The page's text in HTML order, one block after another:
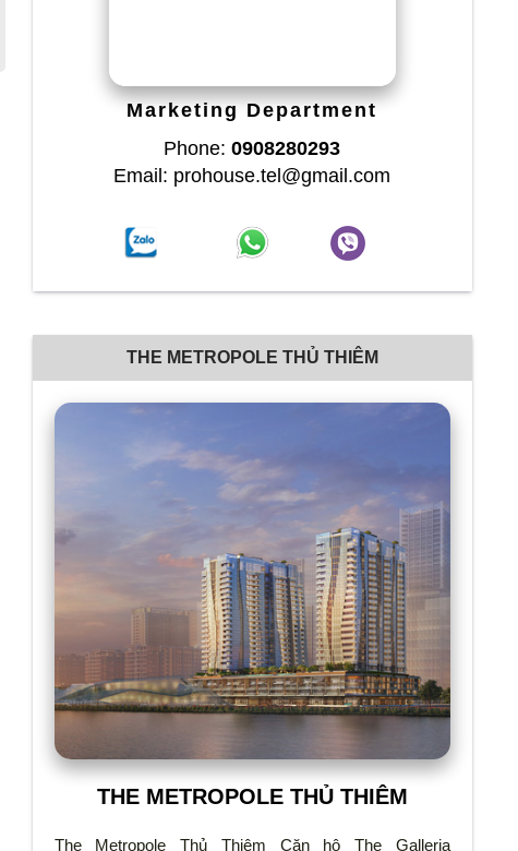
Marketing Department
Phone:0908280293
Email: prohouse.tel@gmail.com
THE METROPOLE THỦ THIÊM
THE METROPOLE THỦ THIÊM
The Metropole Thủ Thiêm Căn hộ The Galleria